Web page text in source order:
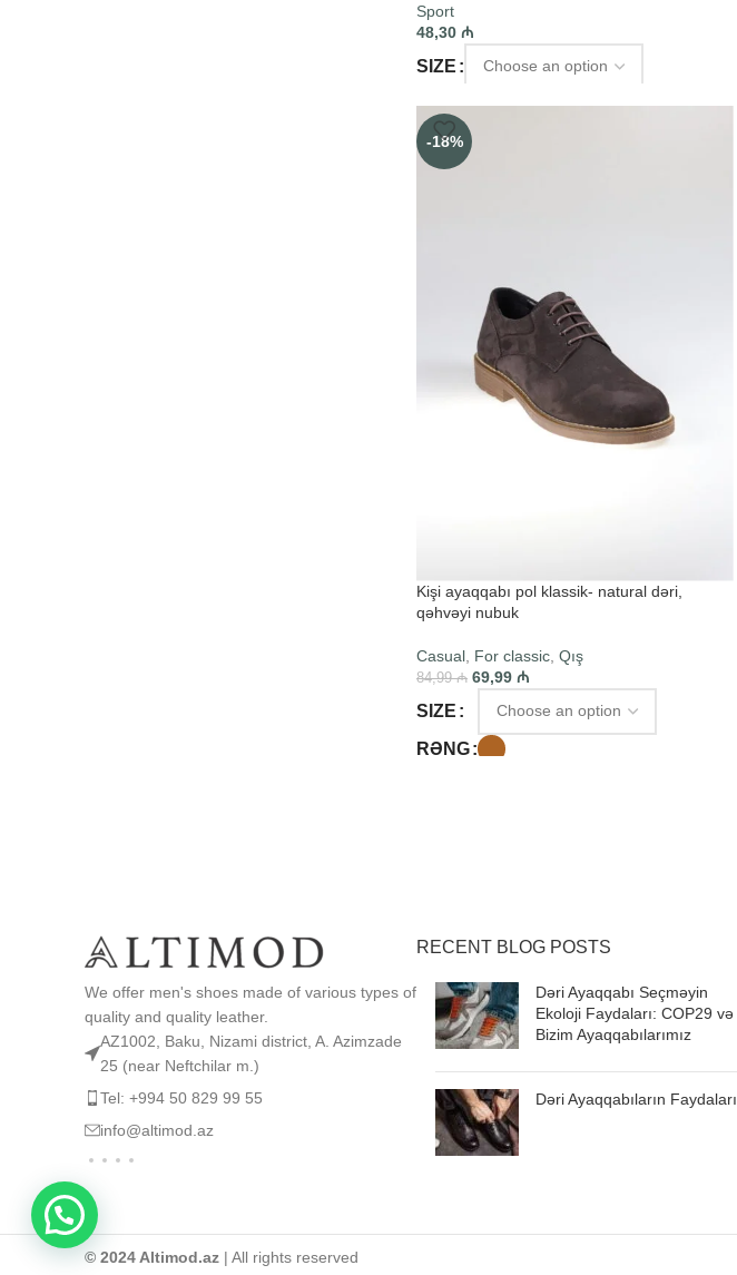
Sport
48,30 ₼
SIZE
SELECT OPTIONS
-18%
Kişi ayaqqabı pol klassik- natural dəri,
qəhvəyi nubuk
Casual For classic Qış
84,99₼ 69,99 ₼
SIZE
RƏNG
We offer men's shoes made of various types of
quality and quality leather.
AZ1002, Baku, Nizami district, A. Azimzade
25 (near Neftchilar m.)
Tel: +994 50 829 99 55
info@altimod.az
RECENT BLOG POSTS
Dəri Ayaqqabı Seçməyin
Ekoloji Faydaları: COP29 və
Bizim Ayaqqabılarımız
Dəri Ayaqqabıların Faydaları
© 2024 Altimod.az | All rights reserved